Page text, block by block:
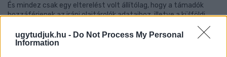
ugytudjuk.hu - Do Not Process My Personal
Information
És mindez csak egy elterelést volt állítólag, hogy a támadók
hozzáférjenek az iráni olajtárolók adataihoz, illetve a külföldi
partnereknek értékesített készletekről szóló feljegyzésekhez,
amikből kiderülhet, hogyan igyekszik Irán kijátszani a nemzetközi
szankciókat.